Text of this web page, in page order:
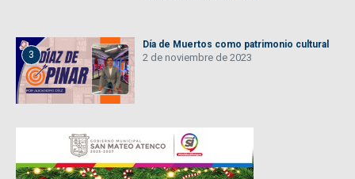
3
Día de Muertos como patrimonio cultural
2 de noviembre de 2023